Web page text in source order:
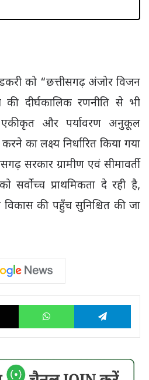
को “छत्तीसगढ़ अंजोर विजन
दीर्घकालिक रणनीति से भी
और पर्यावरण अनुकूल
का लक्ष्य निर्धारित किया गया
सरकार ग्रामीण एवं सीमावर्ती
प्राथमिकता दे रही है,
विकास की पहुँच सुनिश्चित की जा
X WhatsApp